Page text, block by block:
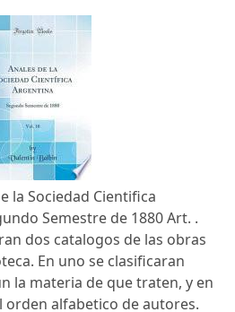
la Sociedad Cientifica
Semestre de 1880 Art. .
dos catalogos de las obras
En uno se clasificaran
la materia de que traten, y en
orden alfabetico de autores.